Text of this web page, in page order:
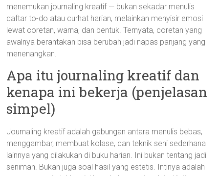
menemukan journaling kreatif — bukan sekadar menulis
daftar to-do atau curhat harian, melainkan menyisir emosi
lewat coretan, warna, dan bentuk. Ternyata, coretan yang
awalnya berantakan bisa berubah jadi napas panjang yang
menenangkan.
Apa itu journaling kreatif dan
kenapa ini bekerja (penjelasan
simpel)
Journaling kreatif adalah gabungan antara menulis bebas,
menggambar, membuat kolase, dan teknik seni sederhana
lainnya yang dilakukan di buku harian. Ini bukan tentang jadi
seniman. Bukan juga soal hasil yang estetis. Intinya adalah